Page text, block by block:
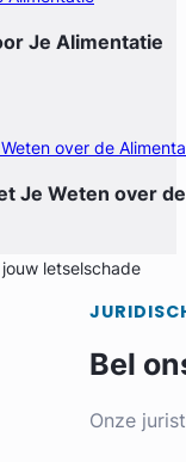
Je Alimentatie
Je Weten over
Bel
Onze